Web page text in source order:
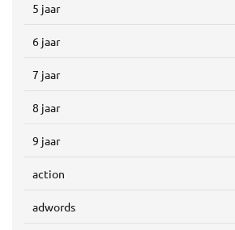
5 jaar
6 jaar
7 jaar
8 jaar
9 jaar
action
adwords